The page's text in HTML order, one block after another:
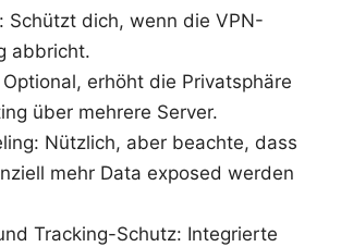
Schützt dich, wenn die VPN-
abbricht.
erhöht die Privatsphäre
über mehrere Server.
Nützlich, aber beachte, dass
mehr Data exposed werden
Tracking-Schutz: Integrierte